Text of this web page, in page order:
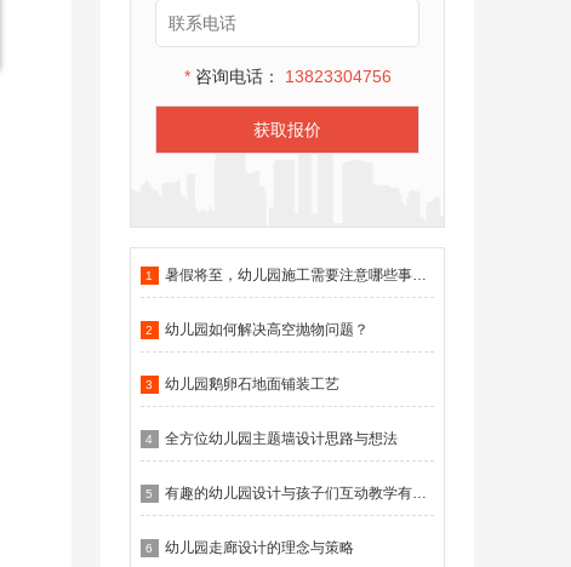
*咨询电话： 13823304756
获取报价
1 暑假将至，幼儿园施工需要注意哪些事项？
2 幼儿园如何解决高空抛物问题？
3 幼儿园鹅卵石地面铺装工艺
4 全方位幼儿园主题墙设计思路与想法
5 有趣的幼儿园设计与孩子们互动教学有什么作用？
6 幼儿园走廊设计的理念与策略